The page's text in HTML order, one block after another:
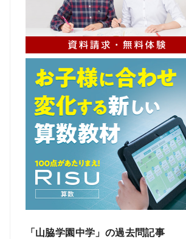
「山脇学園中学」の過去問記事